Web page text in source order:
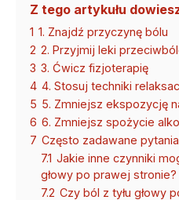
Z tego artykułu
1 1. Znajdź przyczynę bólu
2 2. Przyjmij leki
3 3. Ćwicz fizjoterapię
4 4. Stosuj techniki
5 5. Zmniejsz ekspozycję
6 6. Zmniejsz spożycie
7 Często zadawane pytania
7.1 Jakie inne czynniki
głowy po prawej stronie?
7.2 Czy ból z tyłu głowy